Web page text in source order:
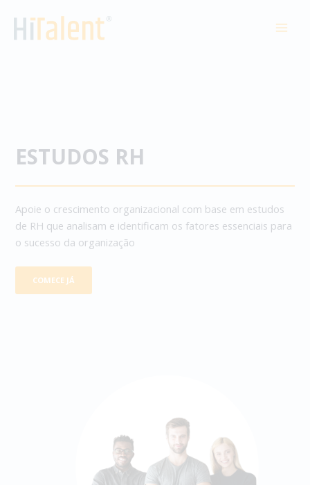
content
ESTUDOS RH
Apoie o crescimento organizacional com base em estudos
de RH que analisam e identificam os fatores essenciais para
o sucesso da organização
COMECE JÁ